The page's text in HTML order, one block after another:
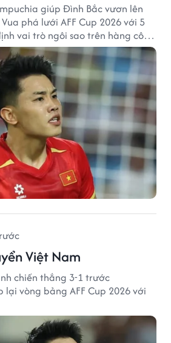
giúp Đình Bắc vươn lên
phá lưới AFF Cup 2026 với 5
vai trò ngôi sao trên hàng công
Việt Nam
chiến thắng 3-1 trước
vòng bảng AFF Cup 2026 với